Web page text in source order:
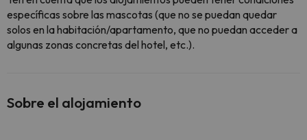
específicas sobre las mascotas (que no se puedan quedar
solos en la habitación/apartamento, que no puedan acceder a
algunas zonas concretas del hotel, etc.).
Sobre el alojamiento